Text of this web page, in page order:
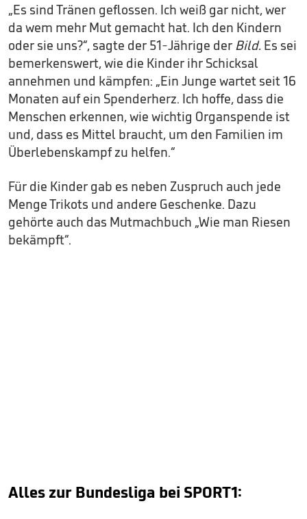
„Es sind Tränen geflossen. Ich weiß gar nicht, wer
da wem mehr Mut gemacht hat. Ich den Kindern
oder sie uns?“, sagte der 51-Jährige der Bild. Es sei
bemerkenswert, wie die Kinder ihr Schicksal
annehmen und kämpfen: „Ein Junge wartet seit 16
Monaten auf ein Spenderherz. Ich hoffe, dass die
Menschen erkennen, wie wichtig Organspende ist
und, dass es Mittel braucht, um den Familien im
Überlebenskampf zu helfen.“
Für die Kinder gab es neben Zuspruch auch jede
Menge Trikots und andere Geschenke. Dazu
gehörte auch das Mutmachbuch „Wie man Riesen
bekämpft“.
Alles zur Bundesliga bei SPORT1: